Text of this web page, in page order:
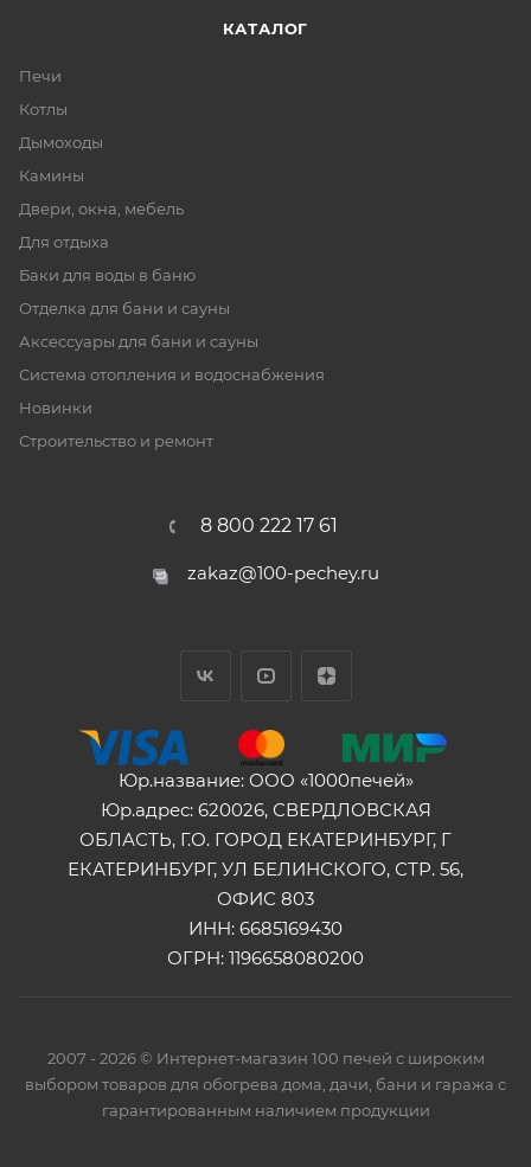
КАТАЛОГ
Печи
Котлы
Дымоходы
Камины
Двери, окна, мебель
Для отдыха
Баки для воды в баню
Отделка для бани и сауны
Аксессуары для бани и сауны
Система отопления и водоснабжения
Новинки
Строительство и ремонт
8 800 222 17 61
zakaz@100-pechey.ru
Юр.название: ООО «1000печей»
Юр.адрес: 620026, СВЕРДЛОВСКАЯ
ОБЛАСТЬ, Г.О. ГОРОД ЕКАТЕРИНБУРГ, Г
ЕКАТЕРИНБУРГ, УЛ БЕЛИНСКОГО, СТР. 56,
ОФИС 803
ИНН: 6685169430
ОГРН: 1196658080200
2007 - 2026 © Интернет-магазин 100 печей с широким
выбором товаров для обогрева дома, дачи, бани и гаража с
гарантированным наличием продукции